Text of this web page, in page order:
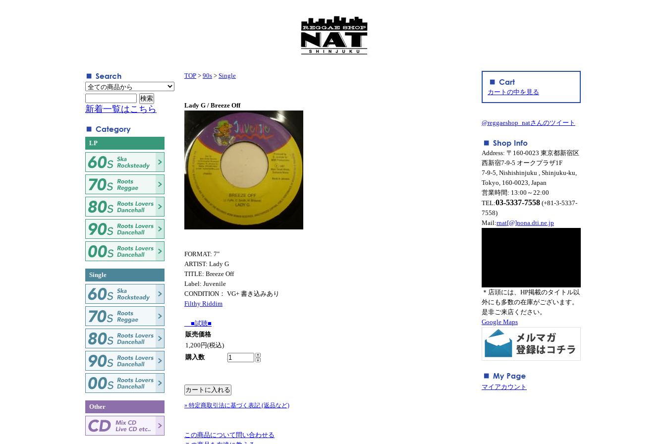
TOP > 90s > Single
Lady G / Breeze Off
FORMAT: 7"
ARTIST: Lady G
TITLE: Breeze Off
Label: Juvenile
CONDITION： VG+ 書き込みあり
Filthy Riddim
■試聴■
販売価格
1,200円(税込)
購入数
» 特定商取引法に基づく表記 (返品など)
この商品について問い合わせる
新着一覧はこちら
LP
Single
Other
カートの中を見る
@reggaeshop_natさんのツイート
Address: 〒160-0023 東京都新宿区
西新宿7-9-5 オークプラザ1F
7-9-5, Nishishinjuku , Shinjuku-ku,
Tokyo, 160-0023, Japan
営業時間: 13:00～22:00
TEL:03-5337-7558 (+81-3-5337-
7558)
Mail:rnat[@]nona.dti.ne.jp
＊店頭には、HP掲載のタイトル以
外にも多数の在庫がございます。
是非ご来店ください。
Google Maps
マイアカウント